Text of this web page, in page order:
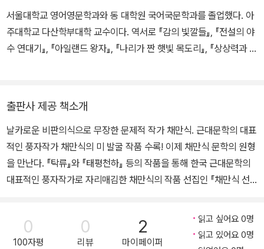
촌〉, 〈농민의회계〉, 〈화물자동차〉 등 동반자적인 경향의 작품을, 193
3년 〈인형의 집을 나와서〉, 1934년 〈레디메이드 인생〉 등 풍자적인
작품을 발표하여 작가로서의 기반을 굳힌다. 1936년에는 〈명일〉과
히 장편 소설 〈태평천하〉와 〈탁류〉는 사회의식과 세태 풍자를 포괄적
등의 단편 소설을 발표한 그는 1945년 고향으로 내려가 광복 후에
〈민족의 죄인〉 등을 발표하지만 1950년에 생을 마감한다.
서울대학교 영어영문학과와 동 대학원 국어국문학과를 졸업했다. 아
주대학교 다산학부대학 교수이다. 역서로 『감의 빛깔들』, 『전설의 야
수 연대기』, 『아일랜드 왕자』, 『나리가 짠 햇빛 목도리』, 『상상력과 인
욕사회와 기독교 정신』, 『스스로 지키는 온건강』, 『생각을 확장하다』,
저서로 『채만식 문학과 풍자의 정신』, 『소설의 현실 비평의 논리』,
『영어공부와 함께한 삶의 지혜를 찾는 글쓰기』, 편저로 『채만식 선
집』, 『치숙』, 『원본비평정본 탁류』 등이 있다.
출판사 제공 책소개
날카로운 비판의식으로 무장한 문제적 작가 채만식. 근대문학의 대표
적인 풍자작가 채만식의 미 발굴 작품 수록! 이제 채만식 문학의 원형
을 만난다. 『탁류』와 『태평천하』 등의 작품을 통해 한국 근대문학의
대표적인 풍자작가로 자리매김한 채만식의 작품 선집인 『채만식 선
출간되었다. 특히 이 선집은 근대문학의 대표적인 풍자작가 채만식이
특유의 작품세계를 온전히 구축하기 이전 시기의 글들과 지금까지 소
개되지 않았던 미 발굴 작품을 묶어 채만식 문학의 원형을 구성하는
0
100자평
0
리뷰
2
마이페이퍼
읽고 싶어요 0명
읽고 있어요 0명